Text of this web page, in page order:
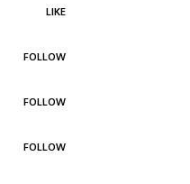
LIKE
FOLLOW
FOLLOW
FOLLOW